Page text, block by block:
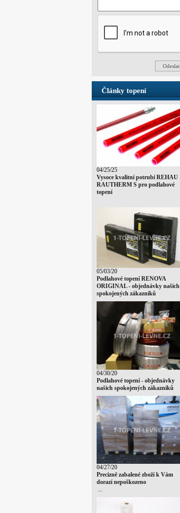
Články topení
04/25/25
Vysoce kvalitní potrubí REHAU
RAUTHERM S pro podlahové
topení
05/03/20
Podlahové topení RENOVA
ORIGINAL - objednávky našich
spokojených zákazníků
04/30/20
Podlahové topení - objednávky
našich spokojených zákazníků
04/27/20
Precizně zabalené zboží k Vám
dorazí nepoškozeno
...